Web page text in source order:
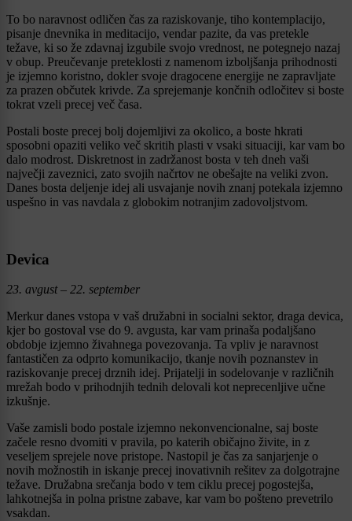
To bo naravnost odličen čas za raziskovanje, tiho kontemplacijo,
pisanje dnevnika in meditacijo, vendar pazite, da vas pretekle
težave, ki so že zdavnaj izgubile svojo vrednost, ne potegnejo nazaj
v obup. Preučevanje preteklosti z namenom izboljšanja prihodnosti
je izjemno koristno, dokler svoje dragocene energije ne zapravljate
za prazen občutek krivde. Za sprejemanje končnih odločitev si boste
tokrat vzeli precej več časa.
Postali boste precej bolj dojemljivi za okolico, a boste hkrati
sposobni opaziti veliko več skritih plasti v vsaki situaciji, kar vam bo
dalo modrost. Diskretnost in zadržanost bosta v teh dneh vaši
največji zaveznici, zato svojih načrtov ne obešajte na veliki zvon.
Danes bosta deljenje idej ali usvajanje novih znanj potekala izjemno
uspešno in vas navdala z globokim notranjim zadovoljstvom.
Devica
23. avgust – 22. september
Merkur danes vstopa v vaš družabni in socialni sektor, draga devica,
kjer bo gostoval vse do 9. avgusta, kar vam prinaša podaljšano
obdobje izjemno živahnega povezovanja. Ta vpliv je naravnost
fantastičen za odprto komunikacijo, tkanje novih poznanstev in
raziskovanje precej drznih idej. Prijatelji in sodelovanje v različnih
mrežah bodo v prihodnjih tednih delovali kot neprecenljive učne
izkušnje.
Vaše zamisli bodo postale izjemno nekonvencionalne, saj boste
začele resno dvomiti v pravila, po katerih običajno živite, in z
veseljem sprejele nove pristope. Nastopil je čas za sanjarjenje o
novih možnostih in iskanje precej inovativnih rešitev za dolgotrajne
težave. Družabna srečanja bodo v tem ciklu precej pogostejša,
lahkotnejša in polna pristne zabave, kar vam bo pošteno prevetrilo
vsakdan.